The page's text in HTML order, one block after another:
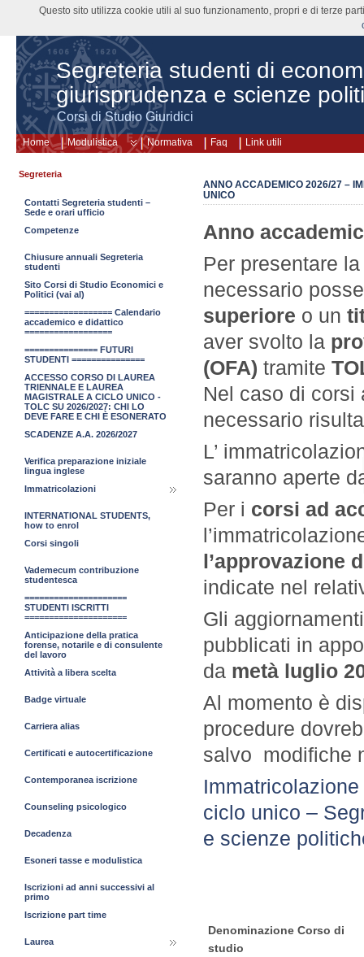
Segreteria studenti di
giurisprudenza e scienze
Corsi di Studio Giuridici
Home Modulistica Normativa Faq Link utili
ANNO ACCADEMICO 2026/27 –
UNICO
Anno
Per presentare
necessario
superiore o un
aver svolto la
(OFA) tramite
Nel caso di
necessario
L’
saranno aperte
Per i corsi ad
l’approvazione
indicate nel
Gli
pubblicati in
da metà luglio
Al momento è
procedure
salvo modifiche
ciclo unico –
e scienze
Denominazione Corso di
studio
Segreteria
Contatti Segreteria studenti –
Sede e orari ufficio
Competenze
Chiusure annuali Segreteria
studenti
Sito Corsi di Studio Economici e
Politici (vai al)
================== Calendario
accademico e didattico
==================
=============== FUTURI
STUDENTI ===============
ACCESSO CORSO DI LAUREA
TRIENNALE E LAUREA
MAGISTRALE A CICLO UNICO -
TOLC SU 2026/2027: CHI LO
DEVE FARE E CHI È ESONERATO
SCADENZE A.A. 2026/2027
Verifica preparazione iniziale
lingua inglese
Immatricolazioni
INTERNATIONAL STUDENTS,
how to enrol
Corsi singoli
Vademecum contribuzione
studentesca
=====================
STUDENTI ISCRITTI
=====================
Anticipazione della pratica
forense, notarile e di consulente
del lavoro
Attività a libera scelta
Badge virtuale
Carriera alias
Certificati e autocertificazione
Contemporanea iscrizione
Counseling psicologico
Decadenza
Esoneri tasse e modulistica
Iscrizioni ad anni successivi al
primo
Iscrizione part time
Laurea
Questo sito utilizza cookie utili al suo funzionamento, propri e di terze